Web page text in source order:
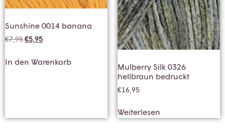
Sunshine 0014 banana
€7,95€5,95
In den Warenkorb
Mulberry Silk 0326
hellbraun bedruckt
€16,95
Weiterlesen